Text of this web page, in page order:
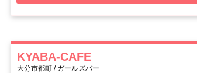
KYABA-CAFE
大分市都町 / ガールズバー